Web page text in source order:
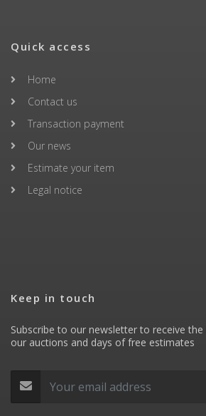
Quick access
Home
Contact us
Transaction payment
Our news
Estimate your item
Legal notice
Keep in touch
Subscribe to our newsletter to receive
our auctions and days of free estimates